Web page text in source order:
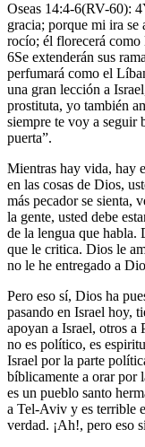
Oseas 14:4-6(RV-60):
gracia; porque mi ira se
rocío; él florecerá
6Se extenderán sus
perfumará como el
una gran lección a
prostituta, yo también
siempre te voy a seguir
puerta”.
Mientras hay vida, hay
en las cosas de Dios,
más pecador se sienta,
la gente, usted debe
de la lengua que habla.
que le critica. Dios le
no le he entregado a
Pero eso sí, Dios ha
pasando en Israel hoy,
apoyan a Israel, otros a
no es político, es
Israel por la parte
bíblicamente a orar por
es un pueblo santo
a Tel-Aviv y es terrible
verdad. ¡Ah!, pero eso